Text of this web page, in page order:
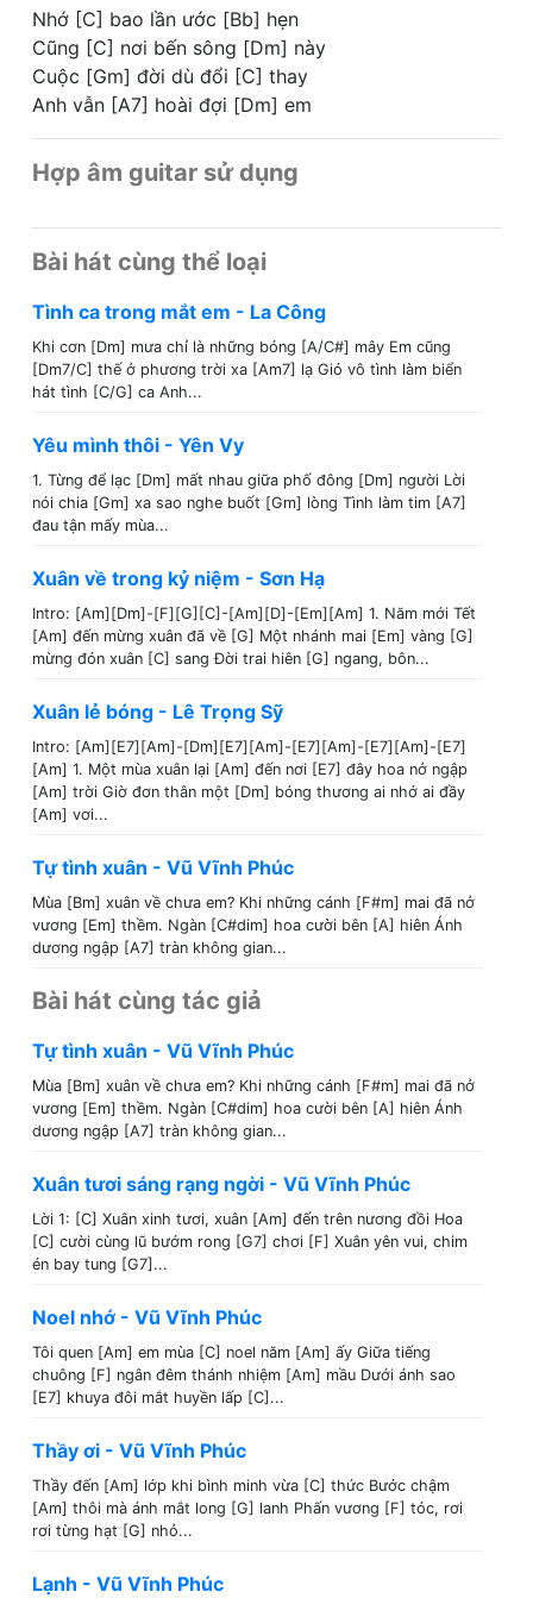
Nhớ [C] bao lần ước [Bb] hẹn
Cũng [C] nơi bến sông [Dm] này
Cuộc [Gm] đời dù đổi [C] thay
Anh vẫn [A7] hoài đợi [Dm] em
Hợp âm guitar sử dụng
Bài hát cùng thể loại
Tình ca trong mắt em - La Công
Khi cơn [Dm] mưa chỉ là những bóng [A/C#] mây Em cũng
[Dm7/C] thế ở phương trời xa [Am7] lạ Gió vô tình làm biển
hát tình [C/G] ca Anh...
Yêu mình thôi - Yên Vy
1. Từng để lạc [Dm] mất nhau giữa phố đông [Dm] người Lời
nói chia [Gm] xa sao nghe buốt [Gm] lòng Tình làm tim [A7]
đau tận mấy mùa...
Xuân về trong kỷ niệm - Sơn Hạ
Intro: [Am][Dm]-[F][G][C]-[Am][D]-[Em][Am] 1. Năm mới Tết
[Am] đến mừng xuân đã về [G] Một nhánh mai [Em] vàng [G]
mừng đón xuân [C] sang Đời trai hiên [G] ngang, bôn...
Xuân lẻ bóng - Lê Trọng Sỹ
Intro: [Am][E7][Am]-[Dm][E7][Am]-[E7][Am]-[E7][Am]-[E7]
[Am] 1. Một mùa xuân lại [Am] đến nơi [E7] đây hoa nở ngập
[Am] trời Giờ đơn thân một [Dm] bóng thương ai nhớ ai đầy
[Am] vơi...
Tự tình xuân - Vũ Vĩnh Phúc
Mùa [Bm] xuân về chưa em? Khi những cánh [F#m] mai đã nở
vương [Em] thềm. Ngàn [C#dim] hoa cười bên [A] hiên Ánh
dương ngập [A7] tràn không gian...
Bài hát cùng tác giả
Tự tình xuân - Vũ Vĩnh Phúc
Mùa [Bm] xuân về chưa em? Khi những cánh [F#m] mai đã nở
vương [Em] thềm. Ngàn [C#dim] hoa cười bên [A] hiên Ánh
dương ngập [A7] tràn không gian...
Xuân tươi sáng rạng ngời - Vũ Vĩnh Phúc
Lời 1: [C] Xuân xinh tươi, xuân [Am] đến trên nương đồi Hoa
[C] cười cùng lũ bướm rong [G7] chơi [F] Xuân yên vui, chim
én bay tung [G7]...
Noel nhớ - Vũ Vĩnh Phúc
Tôi quen [Am] em mùa [C] noel năm [Am] ấy Giữa tiếng
chuông [F] ngân đêm thánh nhiệm [Am] mầu Dưới ánh sao
[E7] khuya đôi mắt huyền lấp [C]...
Thầy ơi - Vũ Vĩnh Phúc
Thầy đến [Am] lớp khi bình minh vừa [C] thức Bước chậm
[Am] thôi mà ánh mắt long [G] lanh Phấn vương [F] tóc, rơi
rơi từng hạt [G] nhỏ...
Lạnh - Vũ Vĩnh Phúc